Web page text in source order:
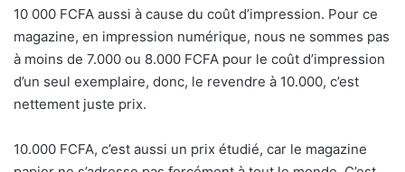
10 000 FCFA aussi à cause du coût d’impression. Pour ce
magazine, en impression numérique, nous ne sommes pas
à moins de 7.000 ou 8.000 FCFA pour le coût d’impression
d’un seul exemplaire, donc, le revendre à 10.000, c’est
nettement juste prix.
10.000 FCFA, c’est aussi un prix étudié, car le magazine